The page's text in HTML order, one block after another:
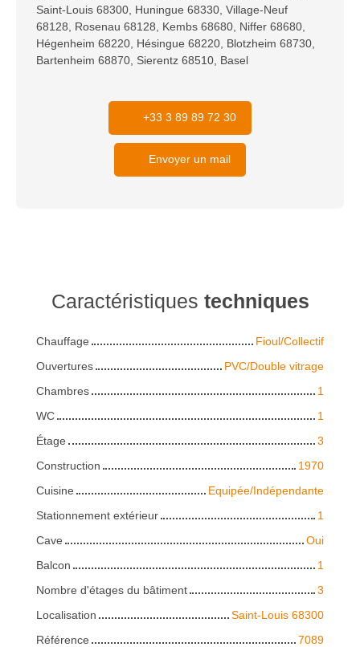
Saint-Louis 68300, Huningue 68330, Village-Neuf
68128, Rosenau 68128, Kembs 68680, Niffer 68680,
Hégenheim 68220, Hésingue 68220, Blotzheim 68730,
Bartenheim 68870, Sierentz 68510, Basel
+33 3 89 89 72 30
Envoyer un mail
Caractéristiques techniques
Chauffage
Fioul/Collectif
Ouvertures
PVC/Double vitrage
Chambres
1
WC
1
Étage
3
Construction
1970
Cuisine
Equipée/Indépendante
Stationnement extérieur
1
Cave
Oui
Balcon
1
Nombre d'étages du bâtiment
3
Localisation
Saint-Louis 68300
Référence
7089